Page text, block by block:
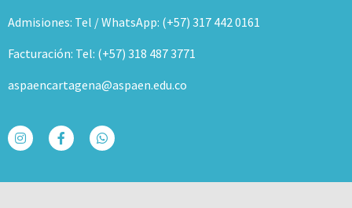
Admisiones: Tel / WhatsApp: (+57) 317 442 0161
Facturación: Tel: (+57) 318 487 3771
aspaencartagena@aspaen.edu.co